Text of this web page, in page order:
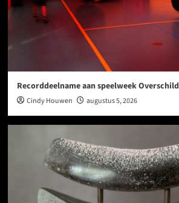
Recorddeelname aan speelweek Overschild
Cindy Houwen augustus 5, 2026